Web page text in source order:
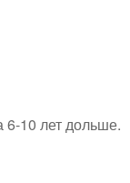
6-10 лет дольше.